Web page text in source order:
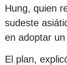
Hung, quien
sudeste
en adoptar
El plan,